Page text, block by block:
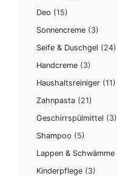
Deo (15)
Sonnencreme (3)
Seife & Duschgel (24)
Handcreme (3)
Haushaltsreiniger (11)
Zahnpasta (21)
Geschirrspülmittel (3)
Shampoo (5)
Lappen & Schwämme
Kinderpflege (3)